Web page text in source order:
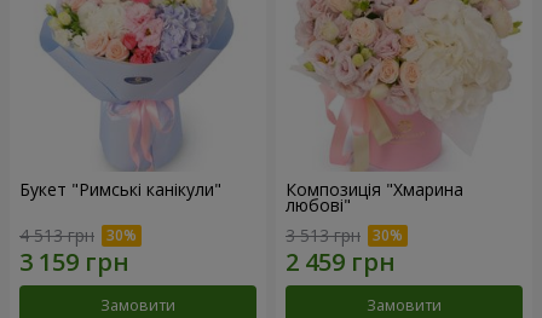
Букет "Римські канікули"
4 513 грн
Замовити
Композиція "Хмарина
любові"
3 513 грн
Замовити